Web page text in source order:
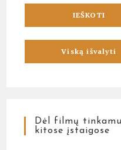
Dėl filmų
kitose įstaigose